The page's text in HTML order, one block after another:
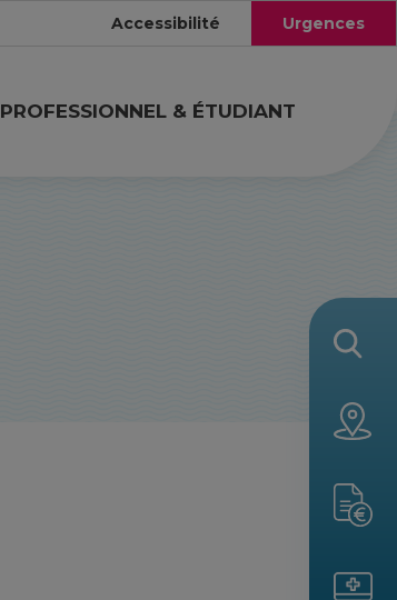
Accessibilité Urgences
PROFESSIONNEL & ÉTUDIANT